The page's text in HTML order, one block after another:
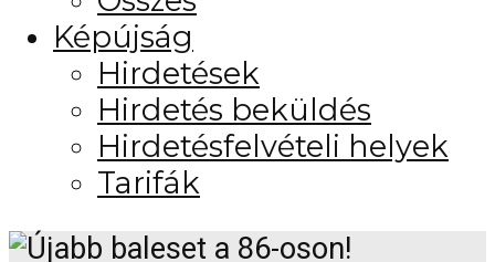
Képújság
Hirdetések
Hirdetés beküldés
Hirdetésfelvételi helyek
Tarifák